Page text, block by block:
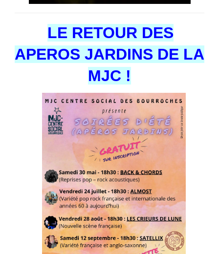
LE RETOUR DES
APEROS JARDINS DE LA
MJC !